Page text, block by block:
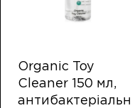
Organic Toy
Cleaner 150 мл,